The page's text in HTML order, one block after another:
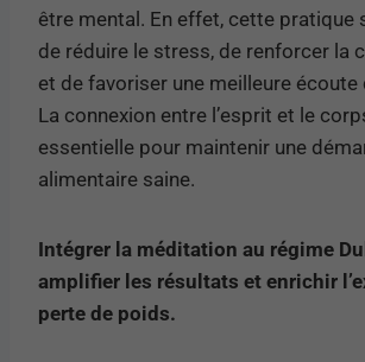
être mental. En effet, cette pratique
de réduire le stress, de renforcer la
et de favoriser une meilleure écoute
La connexion entre l’esprit et le
essentielle pour maintenir une
alimentaire saine.
Intégrer la méditation au régime
amplifier les résultats et enrichir
perte de poids.